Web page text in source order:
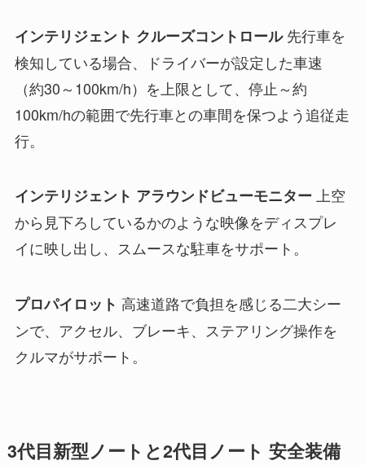
インテリジェント クルーズコントロール先行車を
検知している場合、ドライバーが設定した車速
（約30～100km/h）を上限として、停止～約
100km/hの範囲で先行車との車間を保つよう追従走
行。
インテリジェント アラウンドビューモニター 上空
から見下ろしているかのような映像をディスプレ
イに映し出し、スムースな駐車をサポート。
プロパイロット 高速道路で負担を感じる二大シー
ンで、アクセル、ブレーキ、ステアリング操作を
クルマがサポート。
3代目新型ノートと2代目ノート 安全装備